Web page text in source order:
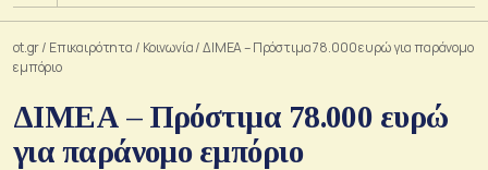
ot.gr/ Επικαιρότητα / Κοινωνία/ΔΙΜΕΑ – Πρόστιμα 78.000 ευρώ για παράνομο
εμπόριο
ΔΙΜΕΑ – Πρόστιμα 78.000 ευρώ
για παράνομο εμπόριο